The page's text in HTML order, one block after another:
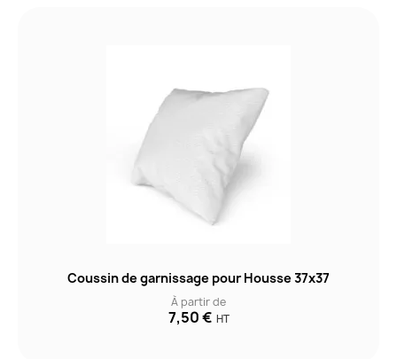
Coussin de garnissage pour Housse 37x37
À partir de
7,50 € HT